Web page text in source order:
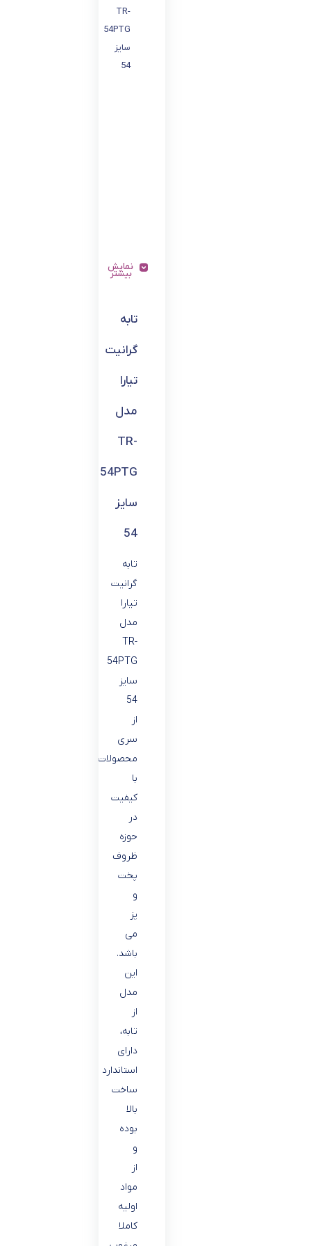
TR-
54PTG
سایز
54
نمایش
بیشتر
تابه
گرانیت
تیارا
مدل
TR-
54PTG
سایز
54
تابه
گرانیت
تیارا
مدل
TR-
54PTG
سایز
54
از
سری
محصولات
با
کیفیت
در
حوزه
ظروف
پخت
و
پز
می
باشد.
این
مدل
از
تابه،
دارای
استاندارد
ساخت
بالا
بوده
و
از
مواد
اولیه
کاملا